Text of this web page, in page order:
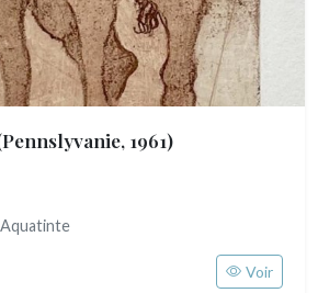
1961)
Voir